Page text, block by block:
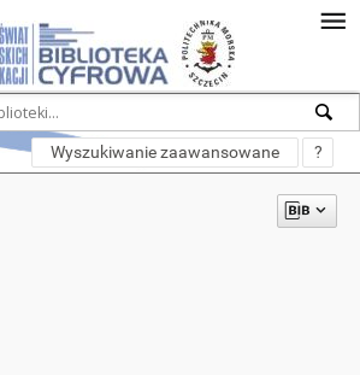
Wyszukiwanie zaawansowane ?